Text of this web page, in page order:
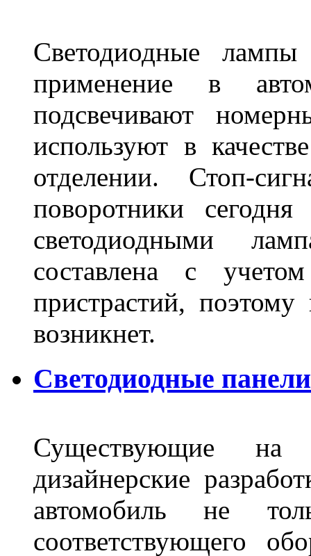
Светодиодные
применение в
подсвечивают
используют в
отделении. Стоп-
поворотники
светодиодными
составлена с
пристрастий,
возникнет.
Светодиодные
Существующие
дизайнерские
автомобиль не
соответствующего